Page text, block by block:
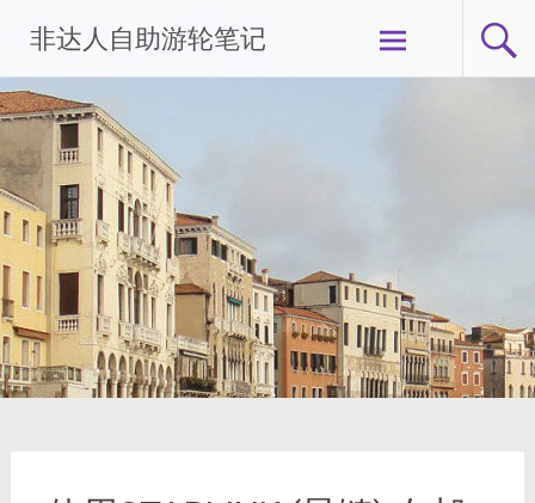
content
非达人自助游轮笔记